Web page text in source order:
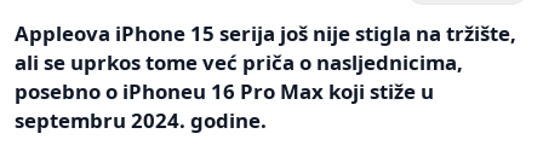
Appleova iPhone 15 serija još nije stigla na tržište,
ali se uprkos tome već priča o nasljednicima,
posebno o iPhoneu 16 Pro Max koji stiže u
septembru 2024. godine.